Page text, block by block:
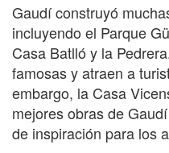
Gaudí construyó
incluyendo el Parque
Casa Batlló y la
famosas y atraen a
embargo, la Casa
mejores obras de
de inspiración para los